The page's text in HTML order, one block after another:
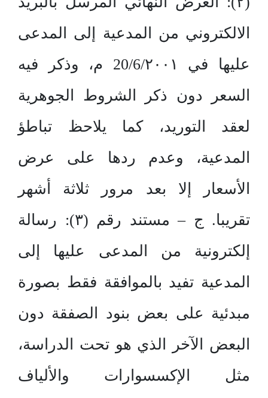
الالكتروني من المدعية إلى المدعى
عليها في 20/6/٢٠٠١ م، وذكر فيه
السعر دون ذكر الشروط الجوهرية
لعقد التوريد، كما يلاحظ تباطؤ
المدعية، وعدم ردها على عرض
الأسعار إلا بعد مرور ثلاثة أشهر
تقريبا. ج – مستند رقم (٣): رسالة
إلكترونية من المدعى عليها إلى
المدعية تفيد بالموافقة فقط بصورة
مبدئية على بعض بنود الصفقة دون
البعض الآخر الذي هو تحت الدراسة،
مثل الإكسسوارات والألياف